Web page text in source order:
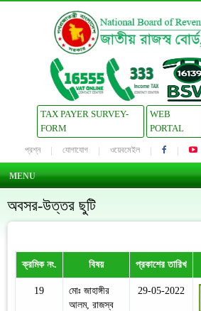
TAX PAYER SURVEY-
FORM
WEB
PORTAL
প্রশ্ন যোগাযোগ ওয়েবমেইল
MENU
অবসর-উত্তর ছুটি
ক্রমিক নং. বিষয় প্রকাশের তারিখ
19
মোঃ জাহাঙ্গীর
আলম, রাজস্ব
29-05-2022